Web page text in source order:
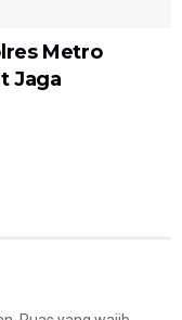
Metro
Jaga